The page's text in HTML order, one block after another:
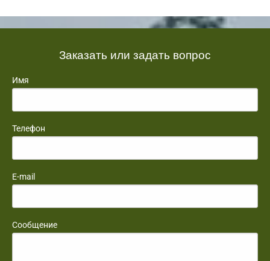
Заказать или задать вопрос
Имя
Телефон
E-mail
Сообщение